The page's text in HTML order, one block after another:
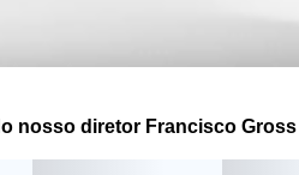
nosso diretor Francisco Gross